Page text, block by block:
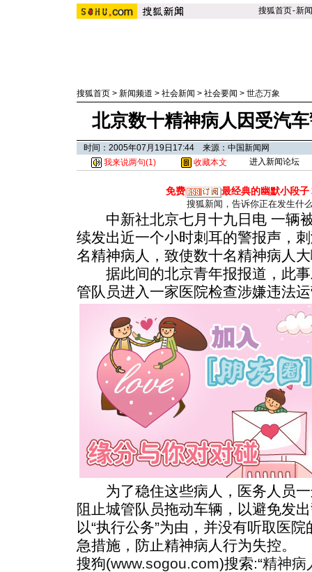
搜狐首页-新闻
搜狐首页 > 新闻频道 > 社会新闻 > 社会要闻 > 世态万象
北京数十精神病人因受汽
时间：2005年07月19日17:44 来源：中国新闻网
我来说两句(1) 收藏本文 进入新闻论坛
免费 最经典的幽默小段子
搜狐新闻，告诉你正在发生什
中新社北京七月十九日电 一辆
续发出近一个小时刺耳的警报声，
名精神病人，致使数十名精神病人
据此间的北京青年报报道，此事
管队员进入一家医院检查涉嫌违法
为了稳住这些病人，医务人员一
阻止城管队员拖动车辆，以避免发
以“执行公务”为由，并没有听取医
急措施，防止精神病人行为失控。
搜狗(www.sogou.com)搜索:“精神病